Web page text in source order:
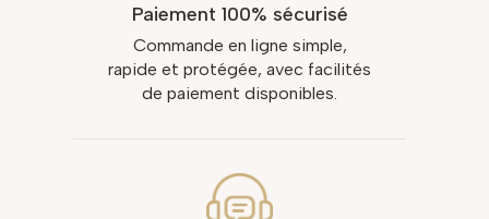
Paiement 100% sécurisé
Commande en ligne simple,
rapide et protégée, avec facilités
de paiement disponibles.